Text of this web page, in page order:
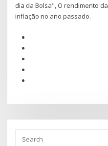
dia da Bolsa", O rendimento
inflação no ano passado.